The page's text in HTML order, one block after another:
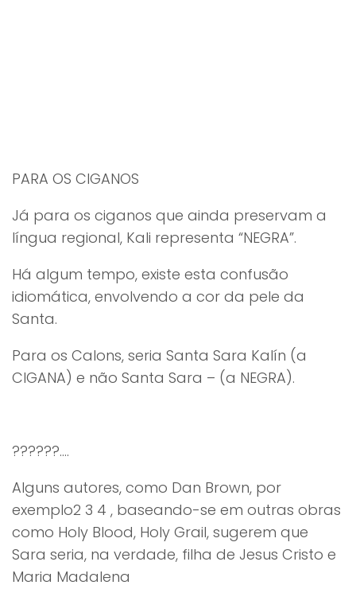
PARA OS CIGANOS
Já para os ciganos que ainda preservam a
língua regional, Kali representa “NEGRA”.
Há algum tempo, existe esta confusão
idiomática, envolvendo a cor da pele da
Santa.
Para os Calons, seria Santa Sara Kalín (a
CIGANA) e não Santa Sara – (a NEGRA).
??????....
Alguns autores, como Dan Brown, por
exemplo2 3 4 , baseando-se em outras obras
como Holy Blood, Holy Grail, sugerem que
Sara seria, na verdade, filha de Jesus Cristo e
Maria Madalena